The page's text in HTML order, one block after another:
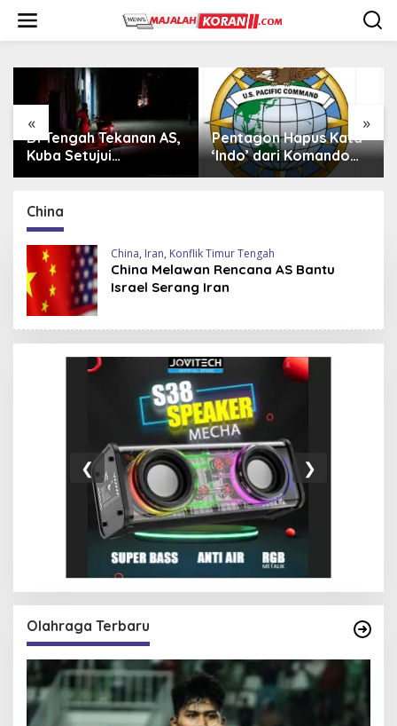
w
« »
Pentagon Hapus Kata
‘Indo’ dari Komando
Indo-Pasifik,
Iran Beli 20 Helikopter
Mi-17 dari Rusia,
Perkuat Armada Udara
China
China, Iran, Konflik Timur Tengah
China Melawan Rencana AS Bantu
Israel Serang Iran
❮ ❯
Olahraga Terbaru